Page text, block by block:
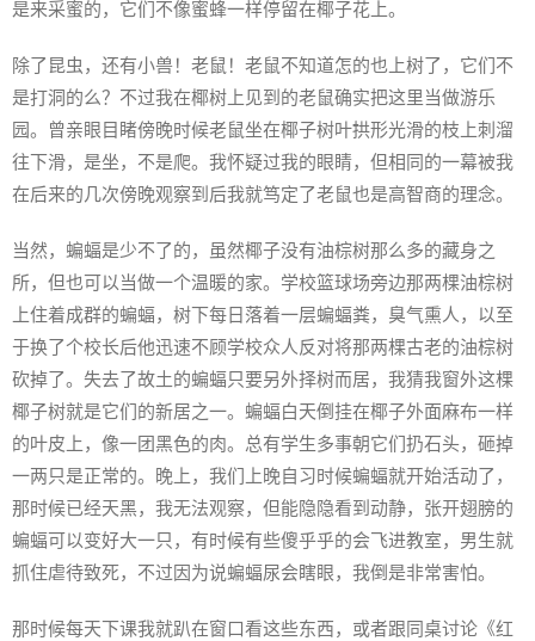
是来采蜜的，它们不像蜜蜂一样停留在椰子花上。
除了昆虫，还有小兽！老鼠！老鼠不知道怎的也上树了，它们不
是打洞的么？不过我在椰树上见到的老鼠确实把这里当做游乐
园。曾亲眼目睹傍晚时候老鼠坐在椰子树叶拱形光滑的枝上刺溜
往下滑，是坐，不是爬。我怀疑过我的眼睛，但相同的一幕被我
在后来的几次傍晚观察到后我就笃定了老鼠也是高智商的理念。
当然，蝙蝠是少不了的，虽然椰子没有油棕树那么多的藏身之
所，但也可以当做一个温暖的家。学校篮球场旁边那两棵油棕树
上住着成群的蝙蝠，树下每日落着一层蝙蝠粪，臭气熏人，以至
于换了个校长后他迅速不顾学校众人反对将那两棵古老的油棕树
砍掉了。失去了故土的蝙蝠只要另外择树而居，我猜我窗外这棵
椰子树就是它们的新居之一。蝙蝠白天倒挂在椰子外面麻布一样
的叶皮上，像一团黑色的肉。总有学生多事朝它们扔石头，砸掉
一两只是正常的。晚上，我们上晚自习时候蝙蝠就开始活动了，
那时候已经天黑，我无法观察，但能隐隐看到动静，张开翅膀的
蝙蝠可以变好大一只，有时候有些傻乎乎的会飞进教室，男生就
抓住虐待致死，不过因为说蝙蝠尿会瞎眼，我倒是非常害怕。
那时候每天下课我就趴在窗口看这些东西，或者跟同桌讨论《红